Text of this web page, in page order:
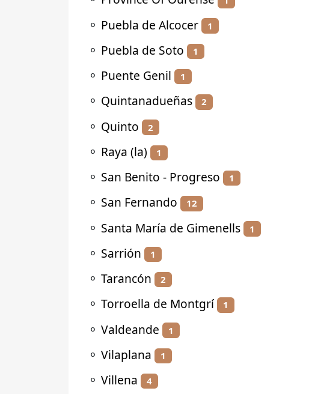
⚬ Puebla de Alcocer 1
⚬ Puebla de Soto 1
⚬ Puente Genil 1
⚬ Quintanadueñas 2
⚬ Quinto 2
⚬ Raya (la) 1
⚬ San Benito - Progreso 1
⚬ San Fernando 12
⚬ Santa María de Gimenells 1
⚬ Sarrión 1
⚬ Tarancón 2
⚬ Torroella de Montgrí 1
⚬ Valdeande 1
⚬ Vilaplana 1
⚬ Villena 4